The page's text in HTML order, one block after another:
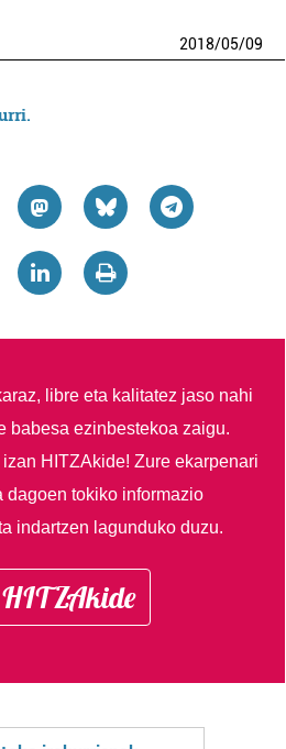
2018/05/09
libre eta kalitatez jaso nahi
babesa ezinbestekoa zaigu.
izan HITZAkide!Zure ekarpenari
dagoen tokiko informazio
indartzen lagunduko duzu.